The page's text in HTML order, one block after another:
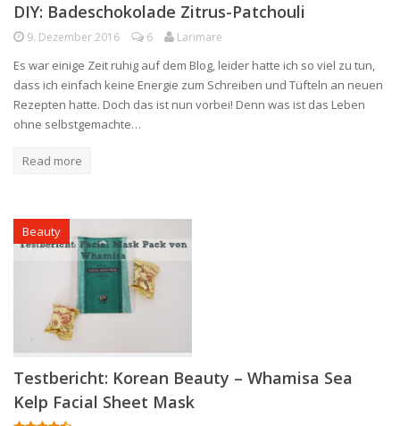
DIY: Badeschokolade Zitrus-Patchouli
9. Dezember 2016 6 Larimare
Es war einige Zeit ruhig auf dem Blog, leider hatte ich so viel zu tun,
dass ich einfach keine Energie zum Schreiben und Tüfteln an neuen
Rezepten hatte. Doch das ist nun vorbei! Denn was ist das Leben
ohne selbstgemachte…
Read more
Beauty
Testbericht: Korean Beauty – Whamisa Sea
Kelp Facial Sheet Mask